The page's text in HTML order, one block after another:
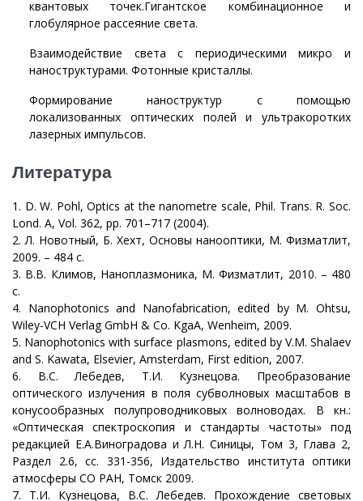
квантовых точек.Гигантское комбинационное и
глобулярное рассеяние света.
Взаимодействие света с периодическими микро и
наноструктурами. Фотонные кристаллы.
Формирование наноструктур с помощью
локализованных оптических полей и ультракоротких
лазерных импульсов.
Литература
1. D. W. Pohl, Optics at the nanometre scale, Phil. Trans. R. Soc.
Lond. A, Vol. 362, pp. 701–717 (2004).
2. Л. Новотный, Б. Хехт, Основы нанооптики, М. Физматлит,
2009. – 484 с.
3. В.В. Климов, Наноплазмоника, М. Физматлит, 2010. – 480
с.
4. Nanophotonics and Nanofabrication, edited by M. Ohtsu,
Wiley-VCH Verlag GmbH & Co. KgaA, Wenheim, 2009.
5. Nanophotonics with surface plasmons, edited by V.M. Shalaev
and S. Kawata, Elsevier, Amsterdam, First edition, 2007.
6. В.С. Лебедев, Т.И. Кузнецова. Преобразование
оптического излучения в поля субволновых масштабов в
конусообразных полупроводниковых волноводах. В кн.:
«Оптическая спектроскопия и стандарты частоты» под
редакцией Е.А.Виноградова и Л.Н. Синицы, Том 3, Глава 2,
Раздел 2.6, сс. 331-356, Издательство института оптики
атмосферы СО РАН, Томск 2009.
7. Т.И. Кузнецова, В.С. Лебедев. Прохождение световых